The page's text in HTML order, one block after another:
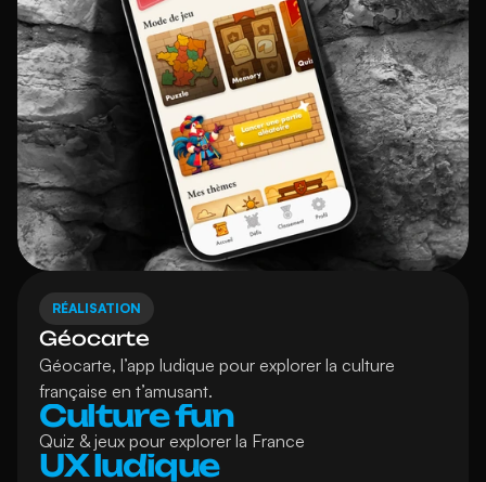
RÉALISATION
Géocarte
Géocarte, l’app ludique pour explorer la culture
française en t’amusant.
Culture fun
Quiz & jeux pour explorer la France
UX ludique